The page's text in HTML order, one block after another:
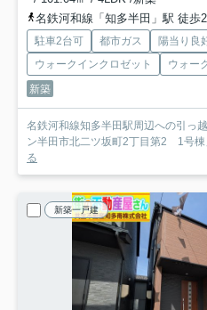
名鉄河和線「知多半田」駅 徒歩
駐車2台可 都市ガス 陽当り良
ウォークインクロゼット
ウォー
新築
名鉄河和線知多半田駅周辺への引っ
ン半田市北二ツ坂町2丁目第2 1号棟
る
新築一戸建